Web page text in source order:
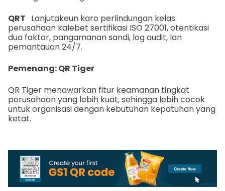
QRT Lanjutakeun karo perlindungan kelas
perusahaan kalebet sertifikasi ISO 27001, otentikasi
dua faktor, pangamanan sandi, log audit, lan
pemantauan 24/7.
Pemenang: QR Tiger
QR Tiger menawarkan fitur keamanan tingkat
perusahaan yang lebih kuat, sehingga lebih cocok
untuk organisasi dengan kebutuhan kepatuhan yang
ketat.